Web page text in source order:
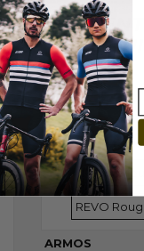
LES
CE
ACHETÉ...
En stock
VERRES
REVO Bleu
REVO
ARMOS